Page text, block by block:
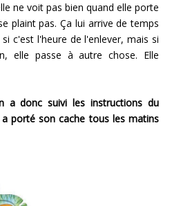
ne voit pas bien quand elle porte
plaint pas. Ça lui arrive de temps
c'est l'heure de l'enlever, mais si
elle passe à autre chose. Elle
a donc suivi les instructions du
porté son cache tous les matins